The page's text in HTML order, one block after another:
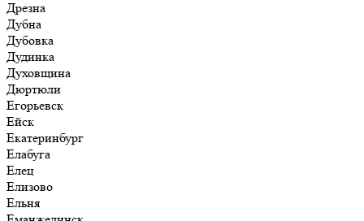
Дрезна
Дубна
Дубовка
Дудинка
Духовщина
Дюртюли
Егорьевск
Ейск
Екатеринбург
Елабуга
Елец
Елизово
Ельня